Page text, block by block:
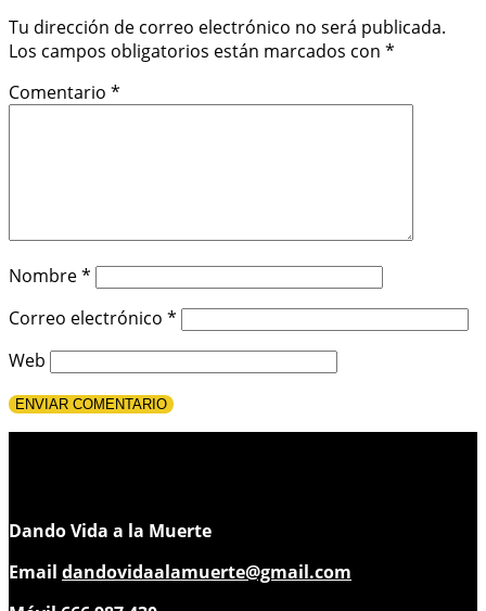
Tu dirección de correo electrónico no será publicada.
Los campos obligatorios están marcados con *
Comentario *
Nombre*
Correo electrónico *
Web
Dando Vida a la Muerte
Email dandovidaalamuerte@gmail.com